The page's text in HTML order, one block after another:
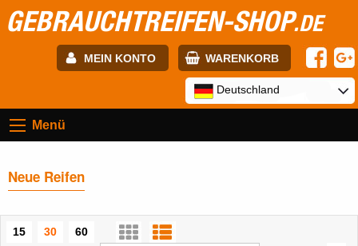
GEBRAUCHTREIFEN-SHOP.DE
MEIN KONTO WARENKORB
Passwort:
Deutschland
Menü
Neue Reifen
15 30
60